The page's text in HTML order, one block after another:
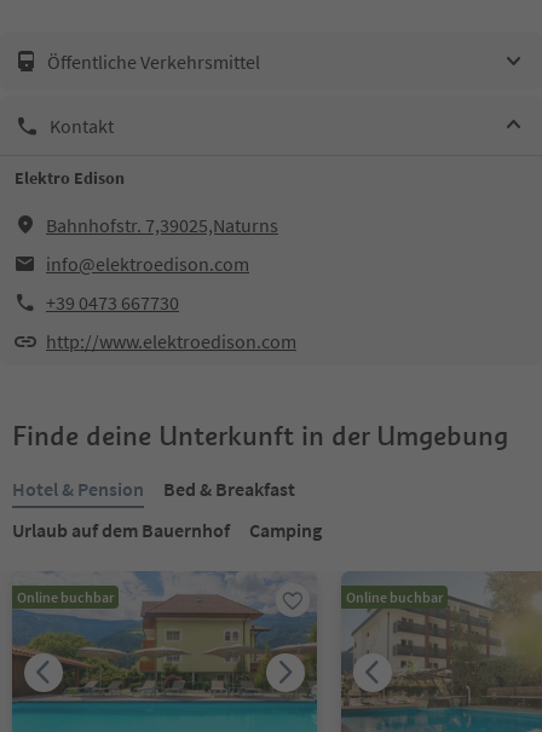
Öffentliche Verkehrsmittel
Kontakt
Elektro Edison
Bahnhofstr. 7,39025,Naturns
info@elektroedison.com
+39 0473 667730
http://www.elektroedison.com
Finde deine Unterkunft in der Umgebung
Hotel & Pension
Bed & Breakfast
Urlaub auf dem Bauernhof
Camping
Online buchbar Online buchbar